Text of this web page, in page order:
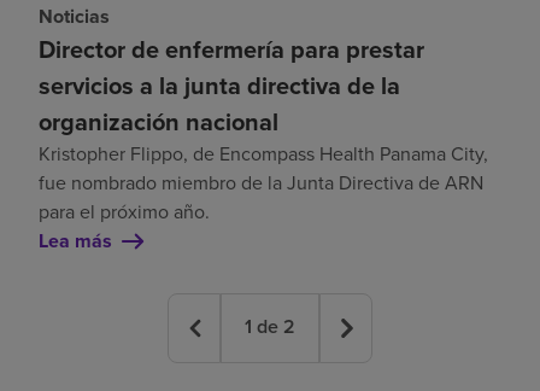
Noticias
Director de enfermería para prestar
servicios a la junta directiva de la
organización nacional
Kristopher Flippo, de Encompass Health Panama City,
fue nombrado miembro de la Junta Directiva de ARN
para el próximo año.
Lea más
1 de 2